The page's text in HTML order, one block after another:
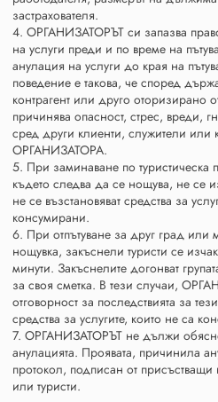
застрахователя.
4. ОРГАНИЗАТОРЪТ си запазва
на услуги преди и по време на
анулация на услуги до края на
поведение е такова, че според
контрагент или друго
причинява опасност, стрес, вреди,
сред други клиенти, служители или
ОРГАНИЗАТОРА.
5. При заминаване по туристическа
където следва да се нощува, не се
не се възстановяват средства за
консумирани.
6. При отпътуване за друг град или
нощувка, закъснели туристи се
минути. Закъснелите догонват
за своя сметка. В тези случаи,
отговорност за последствията за
средства за услугите, които не са
7. ОРГАНИЗАТОРЪТ не дължи
анулацията. Проявата, причинила
протокол, подписан от
или туристи.